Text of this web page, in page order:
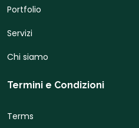
Portfolio
Servizi
Chi siamo
Termini e Condizioni
Terms